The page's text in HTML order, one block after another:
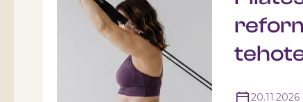
20.11.2026